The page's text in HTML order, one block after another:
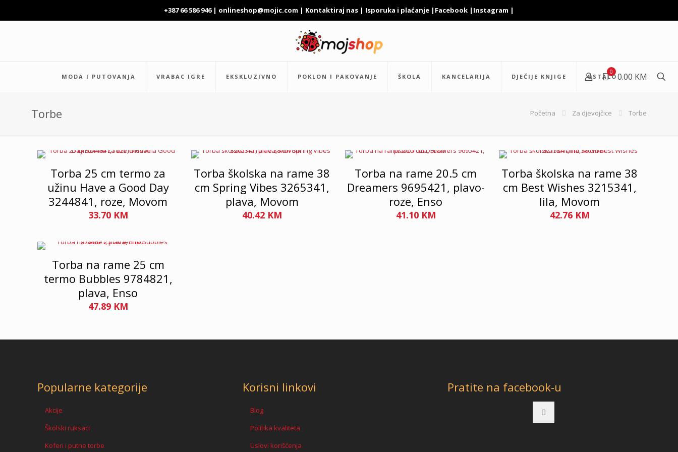
+387 66 586 946 | onlineshop@mojic.com | Kontaktiraj nas | Isporuka i plaćanje | Facebook | Instagram |
MODA I PUTOVANJA VRABAC IGRE EKSKLUZIVNO POKLON I PAKOVANJE ŠKOLA KANCELARIJA DJEČIJE KNJIGE OSTALO
0 0.00 KM
Torbe Početna Za djevojčice Torbe
Torba 25 cm termo za
užinu Have a Good Day
3244841, roze, Movom
33.70 KM
Torba školska na rame 38
cm Spring Vibes 3265341,
plava, Movom
40.42 KM
Torba na rame 20.5 cm
Dreamers 9695421, plavo-
roze, Enso
41.10 KM
Torba školska na rame 38
cm Best Wishes 3215341,
lila, Movom
42.76 KM
Torba na rame 25 cm
termo Bubbles 9784821,
plava, Enso
47.89 KM
Popularne kategorije
Akcije
Školski ruksaci
Koferi i putne torbe
Korisni linkovi
Blog
Politika kvaliteta
Uslovi korišćenja
Pratite na facebook-u